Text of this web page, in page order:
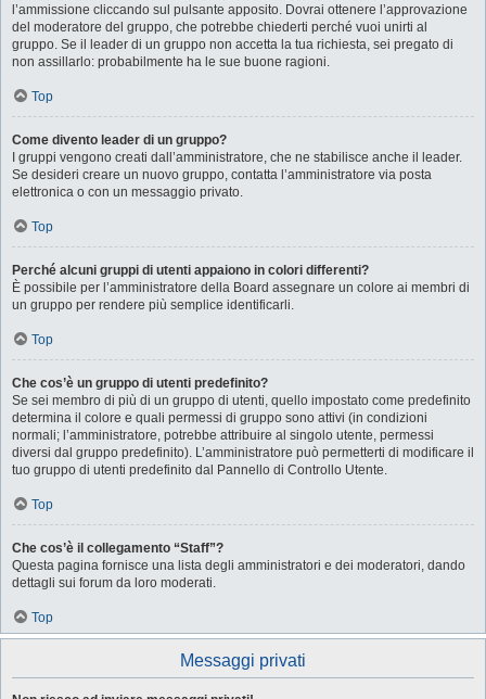
l’ammissione cliccando sul pulsante apposito. Dovrai ottenere l’approvazione
del moderatore del gruppo, che potrebbe chiederti perché vuoi unirti al
gruppo. Se il leader di un gruppo non accetta la tua richiesta, sei pregato di
non assillarlo: probabilmente ha le sue buone ragioni.
Top
Come divento leader di un gruppo?
I gruppi vengono creati dall’amministratore, che ne stabilisce anche il leader.
Se desideri creare un nuovo gruppo, contatta l’amministratore via posta
elettronica o con un messaggio privato.
Top
Perché alcuni gruppi di utenti appaiono in colori differenti?
È possibile per l’amministratore della Board assegnare un colore ai membri di
un gruppo per rendere più semplice identificarli.
Top
Che cos’è un gruppo di utenti predefinito?
Se sei membro di più di un gruppo di utenti, quello impostato come predefinito
determina il colore e quali permessi di gruppo sono attivi (in condizioni
normali; l’amministratore, potrebbe attribuire al singolo utente, permessi
diversi dal gruppo predefinito). L’amministratore può permetterti di modificare il
tuo gruppo di utenti predefinito dal Pannello di Controllo Utente.
Top
Che cos’è il collegamento “Staff”?
Questa pagina fornisce una lista degli amministratori e dei moderatori, dando
dettagli sui forum da loro moderati.
Top
Messaggi privati